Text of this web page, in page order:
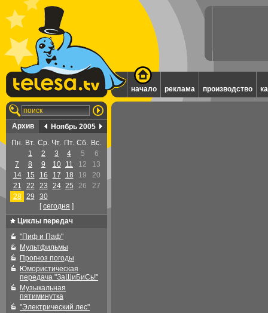
начало реклама производство
Архив
Ноябрь 2005
Пн. Вт. Ср. Чт. Пт. Сб. Вс.
1
2 3 4 5
6
7
8 9 10 11 12
13
14
15 16 17 18 19
20
21
22 23 24 25 26
27
28
29
30
[cегодня ]
Циклы передач
"Пиф и Паф"
Мультфильмы
Прогноз погоды
Юмористическая
передача "ЗаШиБиСь!"
Музыкальная
пятиминутка
"Электрический лес"